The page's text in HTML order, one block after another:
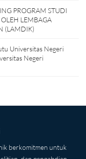
PROGRAM STUDI
LEMBAGA
(LAMDIK)
Universitas Negeri
Negeri
berkomitmen untuk